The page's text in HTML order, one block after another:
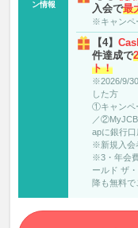
ン情報
入会で最
※キャンペ
【4】
件達成で
ト！
※2026/9/
した方
①キャンペ
／
apに銀行
※新規入会
※3・年会
ールド ザ
降も無料で